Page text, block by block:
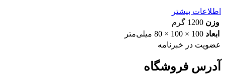
اطلاعات بیشتر
وزن 1200 گرم
ابعاد 100 × 100 × 80 میلی‌متر
عضویت در خبرنامه
آدرس فروشگاه